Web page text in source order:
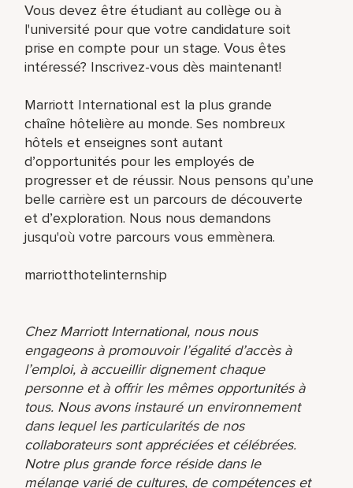
Vous devez être étudiant au collège ou à
l'université pour que votre candidature soit
prise en compte pour un stage. Vous êtes
intéressé? Inscrivez-vous dès maintenant!
Marriott International est la plus grande
chaîne hôtelière au monde. Ses nombreux
hôtels et enseignes sont autant
d’opportunités pour les employés de
progresser et de réussir. Nous pensons qu’une
belle carrière est un parcours de découverte
et d’exploration. Nous nous demandons
jusqu'où votre parcours vous emmènera.
marriotthotelinternship
Chez Marriott International, nous nous
engageons à promouvoir l’égalité d’accès à
l’emploi, à accueillir dignement chaque
personne et à offrir les mêmes opportunités à
tous. Nous avons instauré un environnement
dans lequel les particularités de nos
collaborateurs sont appréciées et célébrées.
Notre plus grande force réside dans le
mélange varié de cultures, de compétences et